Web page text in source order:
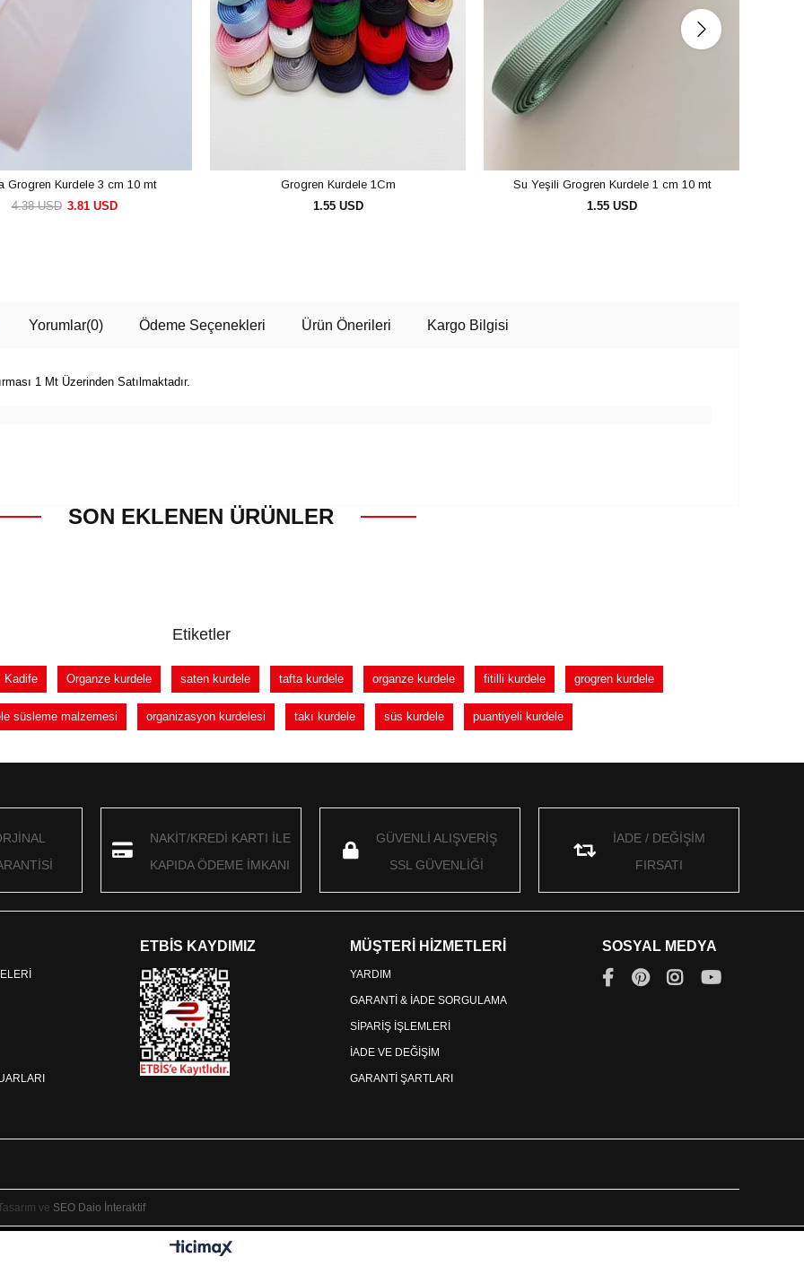
Grogren Kurdele 3 cm 10 mt
3.81 USD
4.38 USD
Grogren Kurdele 1Cm
1.55 USD
Su Yeşili Grogren Kurdele 1 cm 10 mt
1.55 USD
Yorumlar(0) Ödeme Seçenekleri Ürün Önerileri Kargo Bilgisi
1 Mt Üzerinden Satılmaktadır.
SON EKLENEN ÜRÜNLER
Etiketler
Kadife Organze kurdele saten kurdele tafta kurdele organze kurdele fitilli kurdele grogren kurdele
süsleme malzemesi organizasyon kurdelesi takı kurdele süs kurdele puantiyeli kurdele
NAKİT/KREDİ KARTI İLE
KAPIDA ÖDEME İMKANI
GÜVENLİ ALIŞVERİŞ
SSL GÜVENLİĞİ
İADE / DEĞİŞİM
FIRSATI
ETBİS KAYDIMIZ MÜŞTERİ HİZMETLERİ
YARDIM
GARANTİ & İADE SORGULAMA
SİPARİŞ İŞLEMLERİ
İADE VE DEĞİŞİM
GARANTİ ŞARTLARI
SOSYAL MEDYA
ve SEO Daio İnteraktif